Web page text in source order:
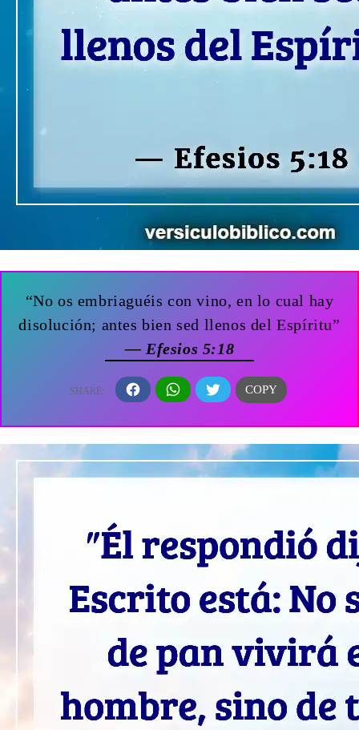
“No os embriaguéis con vino, en lo cual hay
disolución; antes bien sed llenos del Espíritu”
— Efesios 5:18